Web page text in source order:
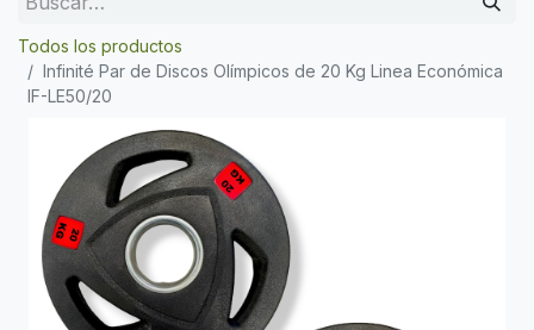
Todos los productos
Infinité Par de Discos Olímpicos de 20 Kg Linea Económica
IF-LE50/20